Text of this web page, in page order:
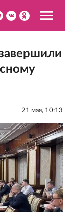
21 мая, 10:13